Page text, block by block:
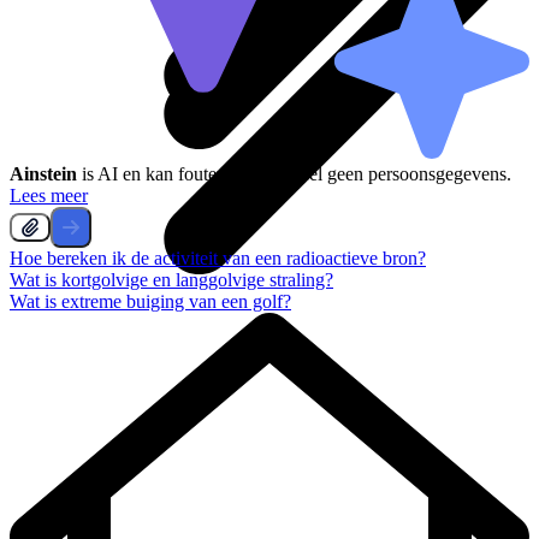
Ainstein is AI en kan fouten maken, deel geen persoonsgegevens.
Lees meer
Hoe bereken ik de activiteit van een radioactieve bron?
Wat is kortgolvige en langgolvige straling?
Wat is extreme buiging van een golf?